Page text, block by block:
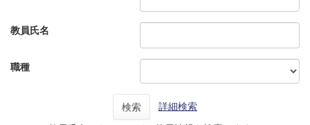
教員氏名
職種
検索 詳細検索